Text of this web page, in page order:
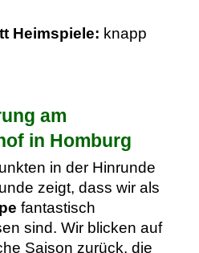
Heimspiele: knapp
am
in Homburg
in der Hinrunde
zeigt, dass wir als
fantastisch
sind. Wir blicken auf
Saison zurück, die